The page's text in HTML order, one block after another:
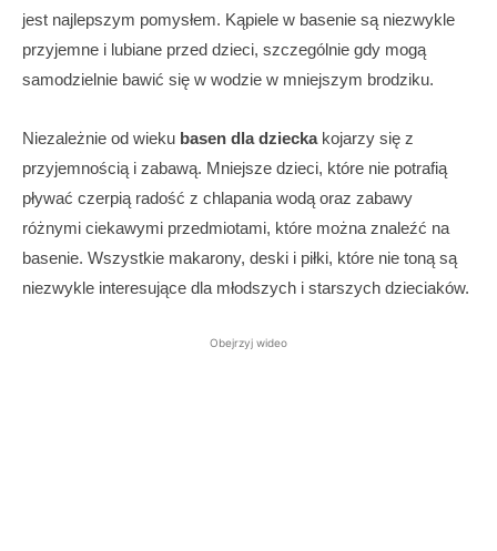
jest najlepszym pomysłem. Kąpiele w basenie są niezwykle
przyjemne i lubiane przed dzieci, szczególnie gdy mogą
samodzielnie bawić się w wodzie w mniejszym brodziku.
Niezależnie od wieku basen dla dzieckakojarzy się z
przyjemnością i zabawą. Mniejsze dzieci, które nie potrafią
pływać czerpią radość z chlapania wodą oraz zabawy
różnymi ciekawymi przedmiotami, które można znaleźć na
basenie. Wszystkie makarony, deski i piłki, które nie toną są
niezwykle interesujące dla młodszych i starszych dzieciaków.
Obejrzyj wideo